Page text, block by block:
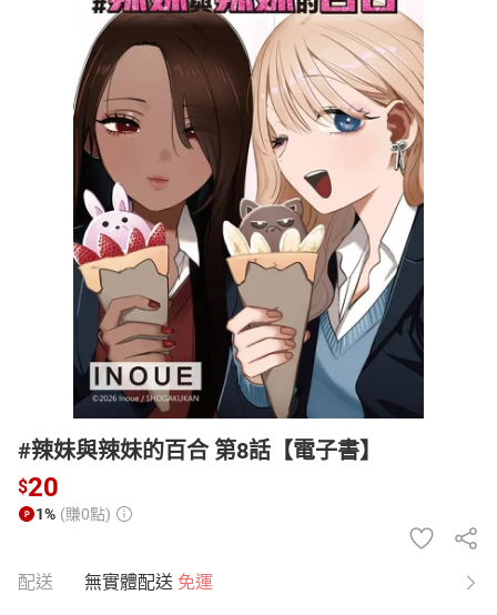
居家生活 3C家電 運動休閒 親子玩具
女裝 男裝 化妝保養 情趣用品
日本購物 電子/紙本書
HOT
#辣妹與辣妹的百合 第8話【電子書】
$20
1% (賺0點)
配送 無實體配送 免運